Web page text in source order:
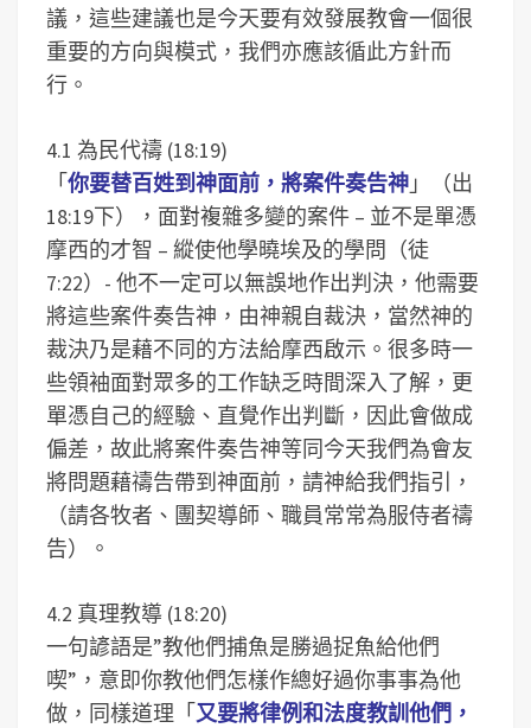
議，這些建議也是今天要有效發展教會一個很
重要的方向與模式，我們亦應該循此方針而
行。
4.1 為民代禱 (18:19)
「你要替百姓到神面前，將案件奏告神 」（出
18:19下），面對複雜多變的案件 – 並不是單憑
摩西的才智 – 縱使他學曉埃及的學問（徒
7:22）- 他不一定可以無誤地作出判決，他需要
將這些案件奏告神，由神親自裁決，當然神的
裁決乃是藉不同的方法給摩西啟示。很多時一
些領袖面對眾多的工作缺乏時間深入了解，更
單憑自己的經驗、直覺作出判斷，因此會做成
偏差，故此將案件奏告神等同今天我們為會友
將問題藉禱告帶到神面前，請神給我們指引，
（請各牧者、團契導師、職員常常為服侍者禱
告）。
4.2 真理教導 (18:20)
一句諺語是”教他們捕魚是勝過捉魚給他們
喫”，意即你教他們怎樣作總好過你事事為他
做，同樣道理「又要將律例和法度教訓他們，